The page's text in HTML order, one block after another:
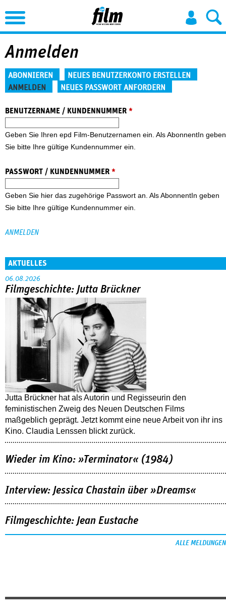
Jump to Navigation
Anmelden
Haupt-Reiter
ABONNIEREN
NEUES BENUTZERKONTO ERSTELLEN
ANMELDEN
NEUES PASSWORT ANFORDERN
BENUTZERNAME / KUNDENNUMMER *
Geben Sie Ihren epd Film-Benutzernamen ein. Als AbonnentIn geben
Sie bitte Ihre gültige Kundennummer ein.
PASSWORT / KUNDENNUMMER *
Geben Sie hier das zugehörige Passwort an. Als AbonnentIn geben
Sie bitte Ihre gültige Kundennummer ein.
AKTUELLES
06.08.2026
Filmgeschichte: Jutta Brückner
Jutta Brückner hat als Autorin und Regisseurin den
feministischen Zweig des Neuen Deutschen Films
maßgeblich geprägt. Jetzt kommt eine neue Arbeit von ihr ins
Kino. Claudia Lenssen blickt zurück.
Wieder im Kino: »Terminator« (1984)
Interview: Jessica Chastain über »Dreams«
Filmgeschichte: Jean Eustache
ALLE MELDUNGEN